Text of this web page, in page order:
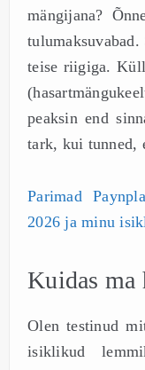
mängijana?
tulumaksuvabad.
teise riigiga.
peaksin end
tark, kui tunned,
Parimad
2026 ja minu
Kuidas ma
Olen testinud
isiklikud